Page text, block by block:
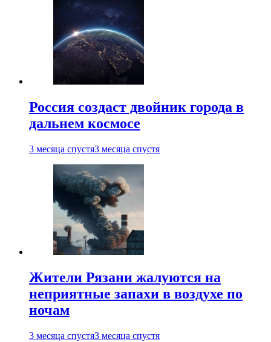
Россия создаст двойник города в
дальнем космосе
3 месяца спустя3 месяца спустя
Жители Рязани жалуются на
неприятные запахи в воздухе по
ночам
3 месяца спустя3 месяца спустя